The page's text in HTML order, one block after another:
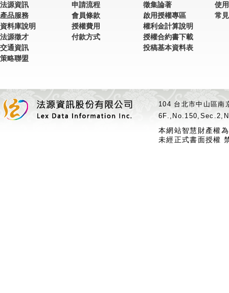
法源資訊
產品服務
資料庫說明
法源徵才
交通資訊
策略聯盟
申請流程
會員條款
授權費用
付款方式
徵集論著
啟用授權專區
權利金計算說明
授權合約書下載
投稿基本資料表
使
常
104 台北市中山區
本網站智慧財產權
未經正式書面授權